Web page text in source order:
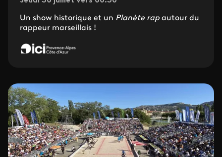
Un show historique et un Planète rap autour du
rappeur marseillais !